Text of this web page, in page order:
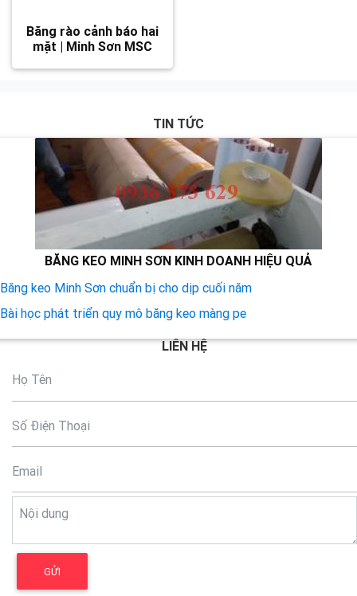
Băng rào cảnh báo hai
mặt | Minh Sơn MSC
TIN TỨC
BĂNG KEO MINH SƠN KINH DOANH HIỆU QUẢ
Băng keo Minh Sơn chuẩn bị cho dịp cuối năm
Bài học phát triển quy mô băng keo màng pe
LIÊN HỆ